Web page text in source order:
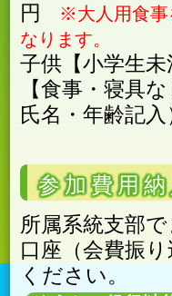
円
※大人用食事
なります。
子供【小学生
【食事・寝具
氏名・年齢記入
参加費用
所属系統支部
口座（会費振
ください。